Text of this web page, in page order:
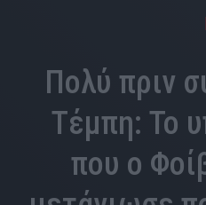
Πολύ πριν
Τέμπη: Το
που ο